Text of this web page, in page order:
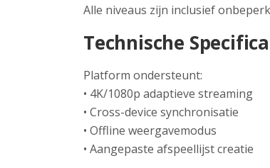
Alle niveaus zijn inclusief
Technische
Platform ondersteunt:
• 4K/1080p adaptieve streaming
• Cross-device synchronisatie
• Offline weergavemodus
• Aangepaste afspeellijst creatie